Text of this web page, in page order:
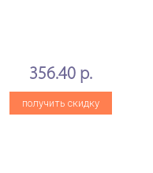
356.40 р.
получить скидку